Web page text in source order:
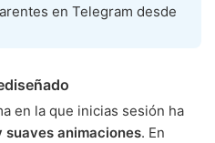
en Telegram desde
en la que inicias sesión ha
suaves animaciones. En